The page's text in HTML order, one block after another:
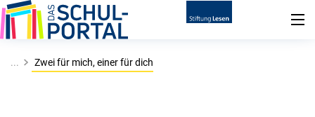
... Zwei für mich, einer für dich